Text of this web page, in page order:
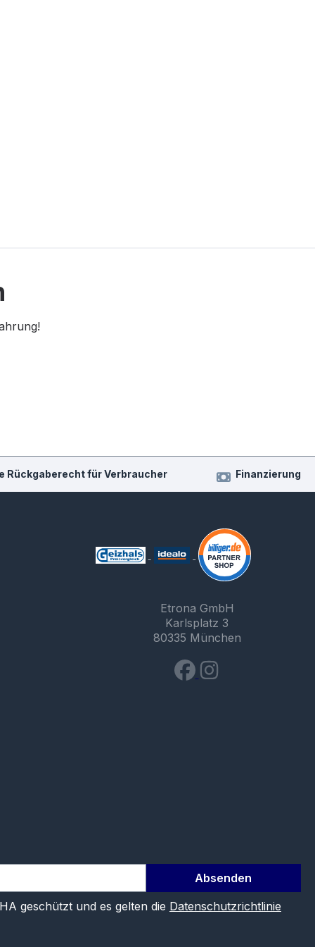
Rückgaberecht für Verbraucher Finanzierung
Etrona GmbH
Karlsplatz 3
80335 München
Absenden
geschützt und es gelten die Datenschutzrichtlinie